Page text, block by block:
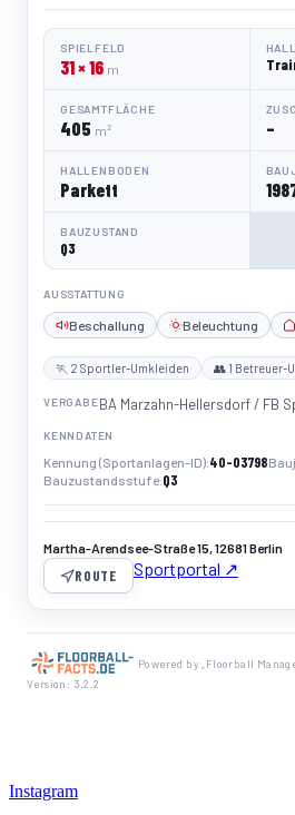
SPIELFELD
31 × 16 m
GESAMTFLÄCHE
405 m² –
HALLENBODEN
Parkett
BAUZUSTAND
Q3
AUSSTATTUNG
Beschallung Beleuchtung
🏃 2 Sportler-Umkleiden 👥 1 Betreuer-
VERGABEBA Marzahn-Hellersdorf / FB
KENNDATEN
Kennung (Sportanlagen-ID) 40-03798
Bauzustandsstufe Q3
Martha-Arendsee-Straße 15, 12681 Berlin
ROUTE Sportportal ↗
Powered by „Floorball
Version: 3.2.2
Instagram